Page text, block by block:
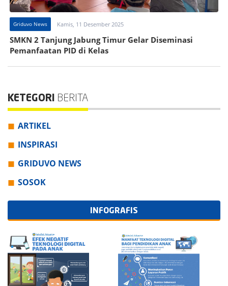
Griduvo News Kamis, 11 Desember 2025
SMKN 2 Tanjung Jabung Timur Gelar Diseminasi
Pemanfaatan PID di Kelas
KETEGORI BERITA
ARTIKEL
INSPIRASI
GRIDUVO NEWS
SOSOK
INFOGRAFIS